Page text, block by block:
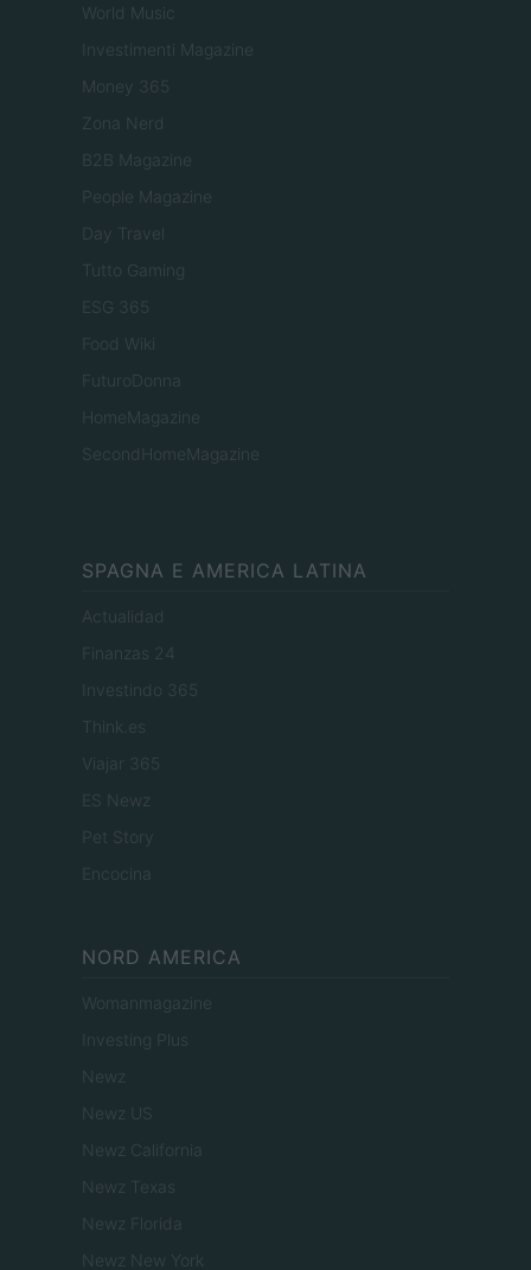
World Music
Investimenti Magazine
Money 365
Zona Nerd
B2B Magazine
People Magazine
Day Travel
Tutto Gaming
ESG 365
Food Wiki
FuturoDonna
HomeMagazine
SecondHomeMagazine
SPAGNA E AMERICA LATINA
Actualidad
Finanzas 24
Investindo 365
Think.es
Viajar 365
ES Newz
Pet Story
Encocina
NORD AMERICA
Womanmagazine
Investing Plus
Newz
Newz US
Newz California
Newz Texas
Newz Florida
Newz New York